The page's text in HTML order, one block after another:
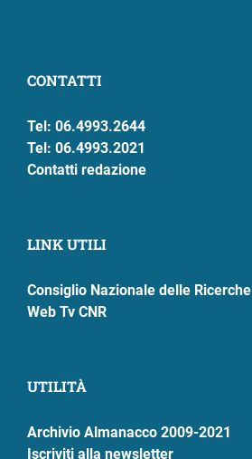
CONTATTI
Tel: 06.4993.2644
Tel: 06.4993.2021
Contatti redazione
LINK UTILI
Consiglio Nazionale delle Ricerche
Web Tv CNR
UTILITÀ
Archivio Almanacco 2009-2021
Iscriviti alla newsletter